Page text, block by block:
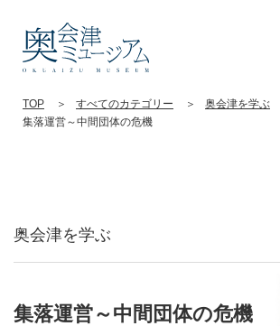
TOP すべてのカテゴリー
奥会津を学ぶ
集落運営～中間団体の危機
奥会津を学ぶ
集落運営～中間団体の危機